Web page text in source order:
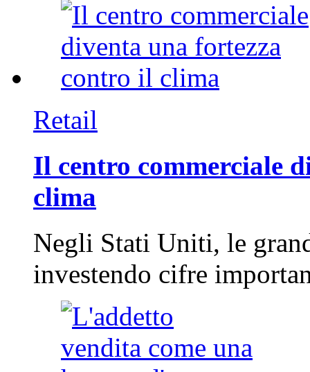
Retail
Il centro commerciale
clima
Negli Stati Uniti, le
investendo cifre